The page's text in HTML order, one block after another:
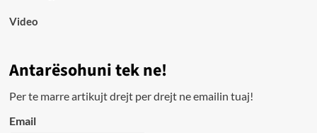
Video
Antarësohuni tek ne!
Per te marre artikujt drejt per drejt ne emailin tuaj!
Email